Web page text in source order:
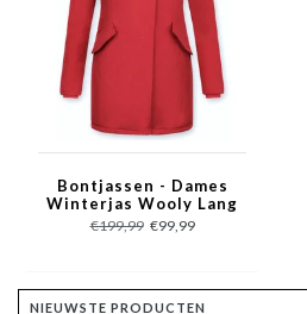
Bontjassen - Dames
Winterjas Wooly Lang
- SLIM FIT /
Getailleerd - Parka -
€199,99 €99,99